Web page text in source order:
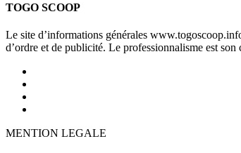
TOGO SCOOP
Le site d’informations générales
d’ordre et de publicité. Le professionnalisme est son
MENTION LEGALE